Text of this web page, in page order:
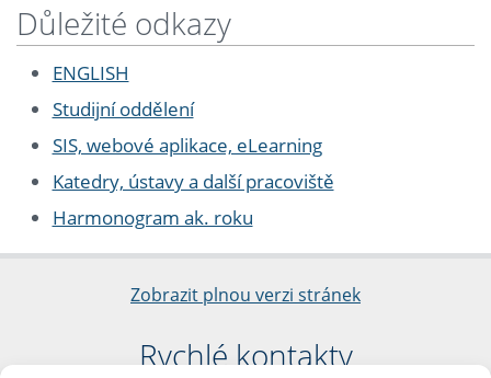
Důležité odkazy
ENGLISH
Studijní oddělení
SIS, webové aplikace, eLearning
Katedry, ústavy a další pracoviště
Harmonogram ak. roku
Zobrazit plnou verzi stránek
Rychlé kontakty